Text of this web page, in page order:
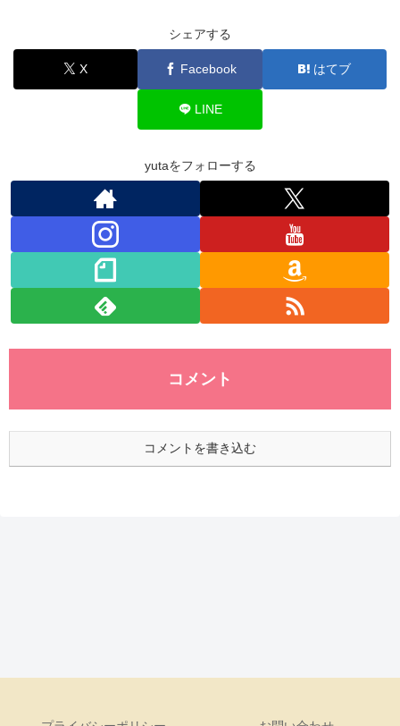
e
b
er
e
dI
at
s
A
p
p
ck
et
シェアする
X Facebook はてブ
LINE
yutaをフォローする
コメント
コメントを書き込む